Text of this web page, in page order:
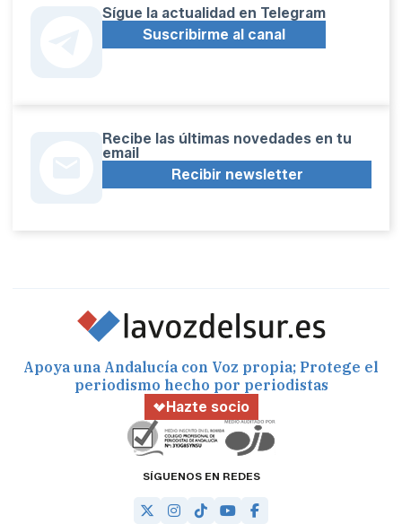
Sígue la actualidad en Telegram
Suscribirme al canal
Recibe las últimas novedades en tu
email
Recibir newsletter
Apoya una Andalucía con Voz propia; Protege el
periodismo hecho por periodistas
Hazte socio
SÍGUENOS EN REDES